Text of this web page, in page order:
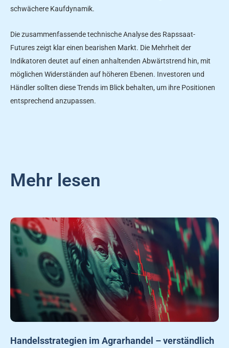
schwächere Kaufdynamik.
Die zusammenfassende technische Analyse des Rapssaat-
Futures zeigt klar einen bearishen Markt. Die Mehrheit der
Indikatoren deutet auf einen anhaltenden Abwärtstrend hin, mit
möglichen Widerständen auf höheren Ebenen. Investoren und
Händler sollten diese Trends im Blick behalten, um ihre Positionen
entsprechend anzupassen.
Mehr lesen
Handelsstrategien im Agrarhandel – verständlich